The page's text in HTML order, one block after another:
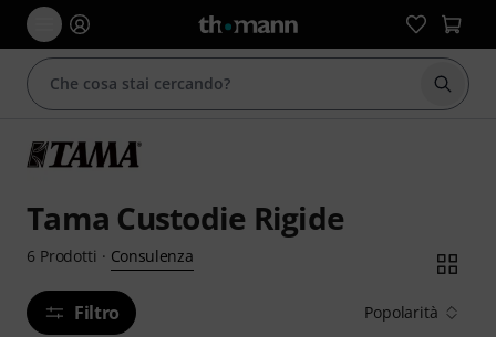
Tama Custodie Rigide
6 Prodotti · Consulenza
Filtro Popolarità